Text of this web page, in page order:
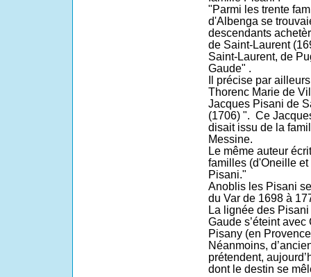
"Parmi les trente
d'Albenga se
descendants
de Saint-Laurent
Saint-Laurent, de
Gaude" .
Il précise par
Thorenc Marie de
Jacques Pisani de
(1706) ". Ce
disait issu de la
Messine.
Le même auteur
familles (d'Oneille
Pisani."
Anoblis les Pisani
du Var de 1698 à
La lignée des
Gaude s’éteint
Pisany (en
Néanmoins,
prétendent,
dont le destin se